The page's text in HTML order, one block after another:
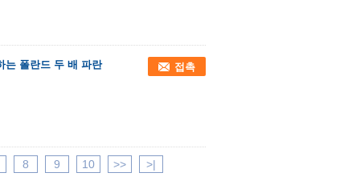
는 폴란드 두 배 파란
접촉
8 9 10 >> >|